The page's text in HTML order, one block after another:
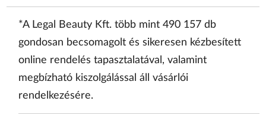
*A Legal Beauty Kft. több mint 490 157 db
gondosan becsomagolt és sikeresen kézbesített
online rendelés tapasztalatával, valamint
megbízható kiszolgálással áll vásárlói
rendelkezésére.